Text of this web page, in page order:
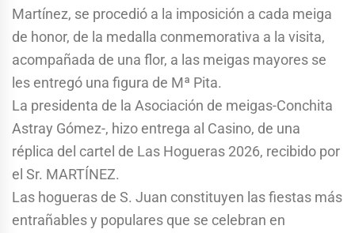
Martínez, se procedió a la imposición a cada meiga
de honor, de la medalla conmemorativa a la visita,
acompañada de una flor, a las meigas mayores se
les entregó una figura de Mª Pita.
La presidenta de la Asociación de meigas-Conchita
Astray Gómez-, hizo entrega al Casino, de una
réplica del cartel de Las Hogueras 2026, recibido por
el Sr. MARTÍNEZ.
Las hogueras de S. Juan constituyen las fiestas más
entrañables y populares que se celebran en